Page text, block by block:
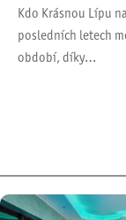
Kdo Krásnou Lípu
posledních letech
období, díky…